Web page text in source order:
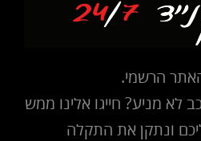
הרשמי.
לא מניע? חייגו אלינו ממש
ונתקן את התקלה